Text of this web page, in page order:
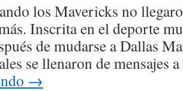
los Mavericks no
Inscrita en el deporte
de mudarse a Dallas
se llenaron de
→